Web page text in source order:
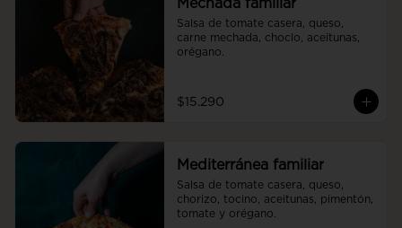
Mechada familiar
Salsa de tomate casera, queso,
carne mechada, choclo, aceitunas,
orégano.
$15.290
Mediterránea familiar
Salsa de tomate casera, queso,
chorizo, tocino, aceitunas, pimentón,
tomate y orégano.